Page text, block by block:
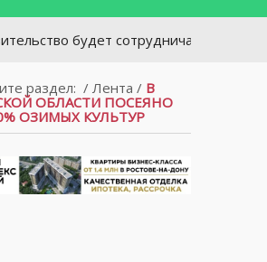
будет сотрудничать с
раздел: / Лента / В
ОБЛАСТИ ПОСЕЯНО
ОЗИМЫХ КУЛЬТУР